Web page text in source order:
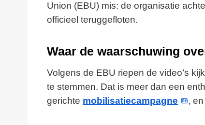
Union (EBU) mis: de organisatie
officieel teruggefloten.
Waar de waarschuwing
Volgens de EBU riepen de video’s
te stemmen. Dat is meer dan een
gerichte mobilisatiecampagne ,